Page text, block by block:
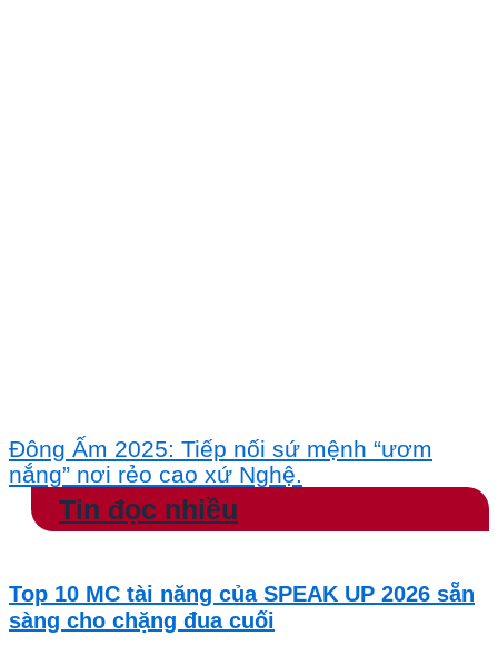
Đông Ấm 2025: Tiếp nối sứ mệnh “ươm
nắng” nơi rẻo cao xứ Nghệ.
Tin đọc nhiều
Top 10 MC tài năng của SPEAK UP 2026 sẵn
sàng cho chặng đua cuối